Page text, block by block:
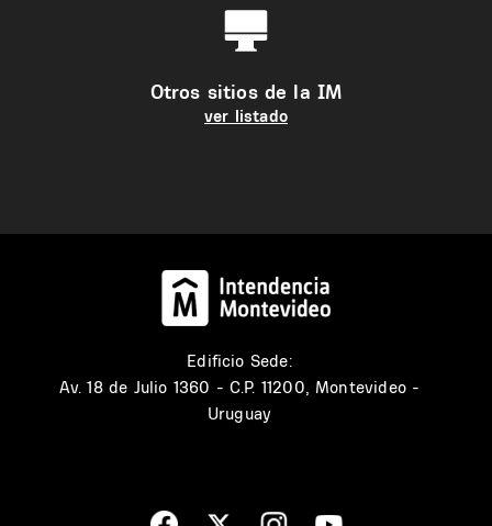
Otros sitios de la IM
ver listado
Edificio Sede:
Av. 18 de Julio 1360 - C.P. 11200, Montevideo -
Uruguay